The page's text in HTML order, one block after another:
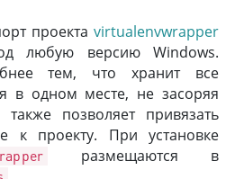
проекта virtualenvwrapper
любую версию Windows.
тем, что хранит все
в одном месте, не засоряя
позволяет привязать
к проекту. При установке
размещаются в